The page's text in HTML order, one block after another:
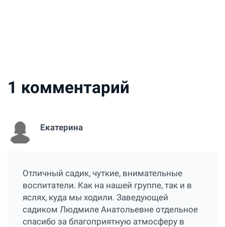
1 комментарий
Екатерина
Отличный садик, чуткие, внимательные
воспитатели. Как на нашей группе, так и в
яслях, куда мы ходили. Заведующей
садиком Людмиле Анатольевне отдельное
спасибо за благоприятную атмосферу в